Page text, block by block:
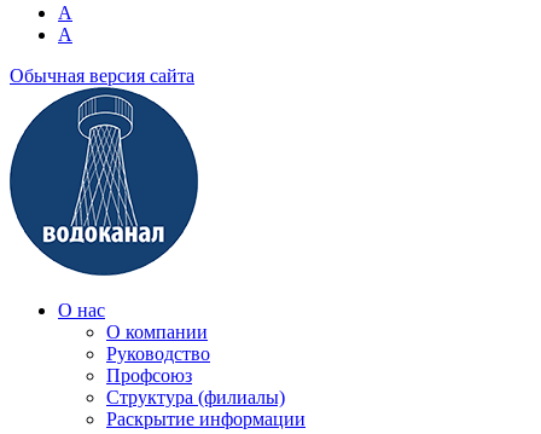
A
A
Обычная версия сайта
О нас
О компании
Руководство
Профсоюз
Структура (филиалы)
Раскрытие информации